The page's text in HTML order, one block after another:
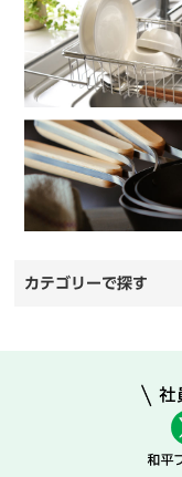
カテゴリーで探す